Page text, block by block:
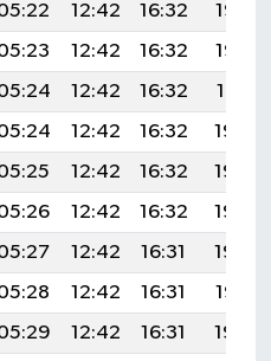
12:42 16:32
19:53
12:42 16:32
19:52
12:42 16:32
19:51
12:42 16:32
19:50
12:42 16:32
19:49
12:42 16:32
19:49
12:42 16:31
19:48
12:42 16:31
19:47
12:42 16:31
19:46